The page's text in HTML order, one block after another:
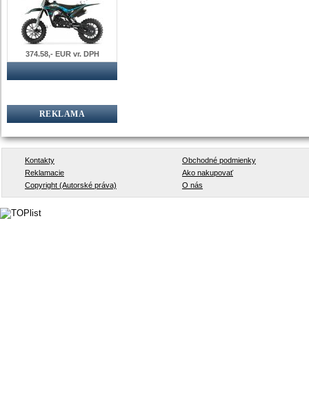
374.58,- EUR vr. DPH
REKLAMA
Kontakty
Obchodné podmienky
Reklamacie
Ako nakupovať
Copyright (Autorské práva)
O nás